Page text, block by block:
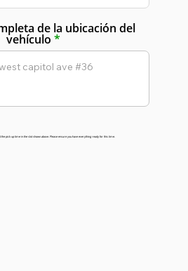
de la ubicación del
vehículo
the pick up time in the slot shown above. Please ensure you have everything ready for this time.